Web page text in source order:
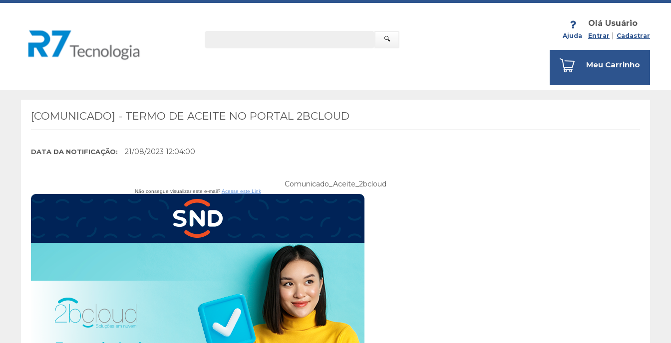
🔍 Ajuda
Olá Usuário
Entrar Cadastrar
Meu Carrinho
[COMUNICADO] - TERMO DE ACEITE NO PORTAL 2BCLOUD
DATA DA NOTIFICAÇÃO: 21/08/2023 12:04:00
Comunicado_Aceite_2bcloud
Não consegue visualizar este e-mail? Acesse este Link